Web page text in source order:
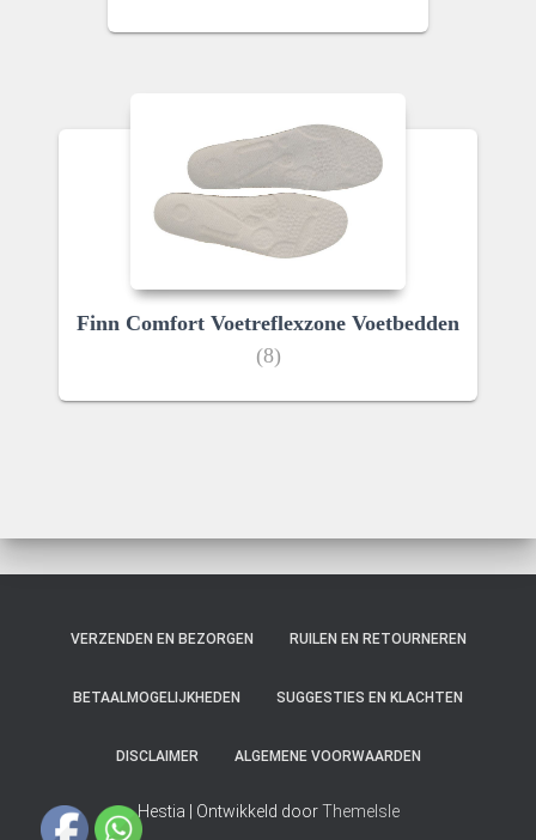
Finn Comfort Voetreflexzone Voetbedden
(8)
VERZENDEN EN BEZORGEN RUILEN EN RETOURNEREN
BETAALMOGELIJKHEDEN SUGGESTIES EN KLACHTEN
DISCLAIMER ALGEMENE VOORWAARDEN
Hestia | Ontwikkeld doorThemeIsle